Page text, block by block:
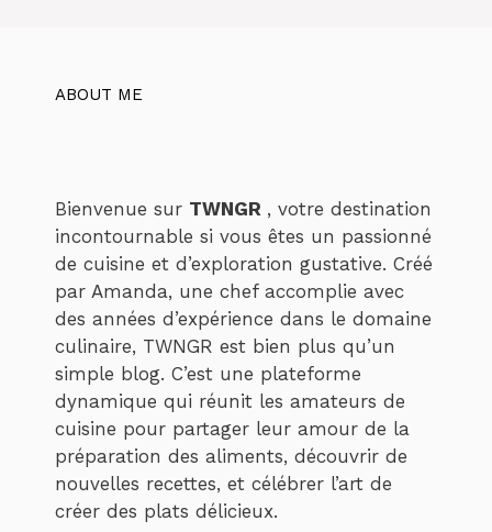
ABOUT ME
Bienvenue sur TWNGR , votre destination
incontournable si vous êtes un passionné
de cuisine et d’exploration gustative. Créé
par Amanda, une chef accomplie avec
des années d’expérience dans le domaine
culinaire, TWNGR est bien plus qu’un
simple blog. C’est une plateforme
dynamique qui réunit les amateurs de
cuisine pour partager leur amour de la
préparation des aliments, découvrir de
nouvelles recettes, et célébrer l’art de
créer des plats délicieux.